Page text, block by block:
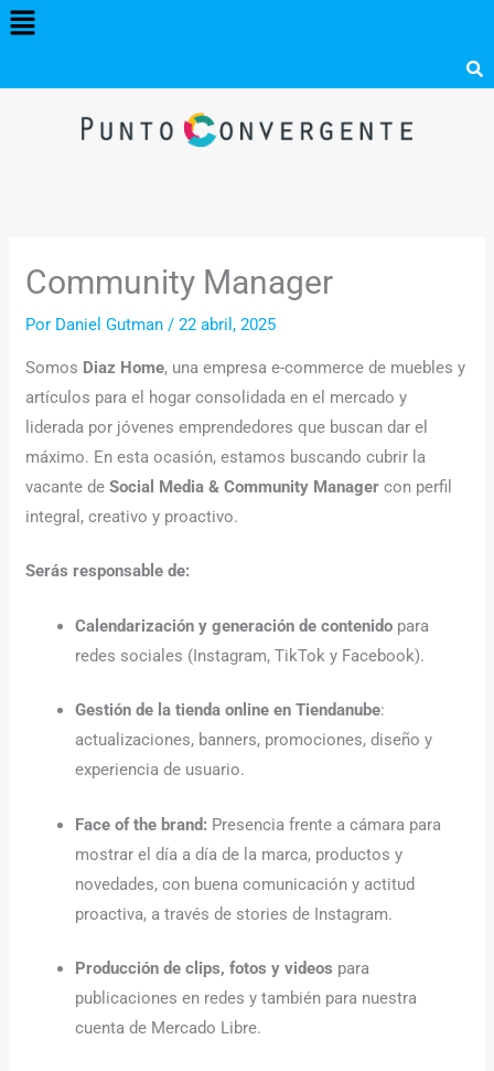
Menú
Community Manager
Por Daniel Gutman/22 abril, 2025
Somos Diaz Home, una empresa e-commerce de muebles y
artículos para el hogar consolidada en el mercado y
liderada por jóvenes emprendedores que buscan dar el
máximo. En esta ocasión, estamos buscando cubrir la
vacante deSocial Media & Community Manager con perfil
integral, creativo y proactivo.
Serás responsable de:
Calendarización y generación de contenido para
redes sociales (Instagram, TikTok y Facebook).
Gestión de la tienda online en Tiendanube:
actualizaciones, banners, promociones, diseño y
experiencia de usuario.
Face of the brand: Presencia frente a cámara para
mostrar el día a día de la marca, productos y
novedades, con buena comunicación y actitud
proactiva, a través de stories de Instagram.
Producción de clips, fotos y videos para
publicaciones en redes y también para nuestra
cuenta de Mercado Libre.